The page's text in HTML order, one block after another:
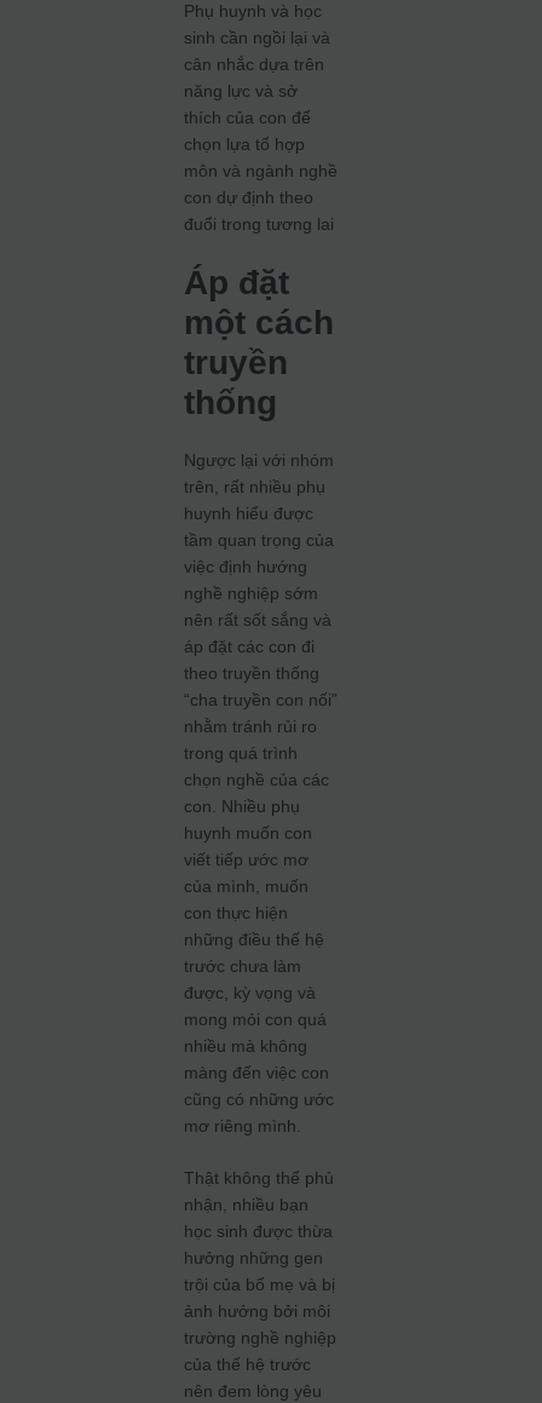
Phụ huynh và học
sinh cần ngồi lại và
cân nhắc dựa trên
năng lực và sở
thích của con để
chọn lựa tổ hợp
môn và ngành nghề
con dự định theo
đuổi trong tương lai
Áp đặt
một cách
truyền
thống
Ngược lại với nhóm
trên, rất nhiều phụ
huynh hiểu được
tầm quan trọng của
việc định hướng
nghề nghiệp sớm
nên rất sốt sắng và
áp đặt các con đi
theo truyền thống
“cha truyền con nối”
nhằm tránh rủi ro
trong quá trình
chọn nghề của các
con. Nhiều phụ
huynh muốn con
viết tiếp ước mơ
của mình, muốn
con thực hiện
những điều thế hệ
trước chưa làm
được, kỳ vọng và
mong mỏi con quá
nhiều mà không
màng đến việc con
cũng có những ước
mơ riêng mình.
Thật không thể phủ
nhận, nhiều bạn
học sinh được thừa
hưởng những gen
trội của bố mẹ và bị
ảnh hưởng bởi môi
trường nghề nghiệp
của thế hệ trước
nên đem lòng yêu